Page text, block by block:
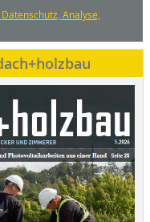
Analyse,